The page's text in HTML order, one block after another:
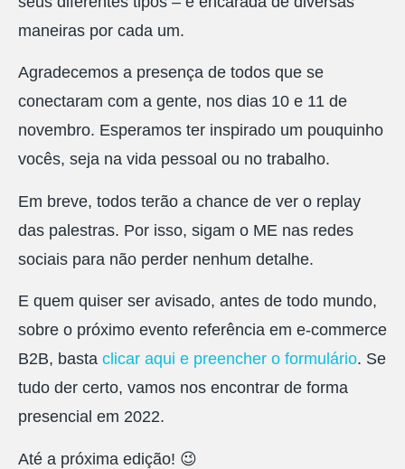
maneiras por cada um.
Agradecemos a presença de todos que se
conectaram com a gente, nos dias 10 e 11 de
novembro. Esperamos ter inspirado um pouquinho
vocês, seja na vida pessoal ou no trabalho.
Em breve, todos terão a chance de ver o replay
das palestras. Por isso, sigam o ME nas redes
sociais para não perder nenhum detalhe.
E quem quiser ser avisado, antes de todo mundo,
sobre o próximo evento referência em e-commerce
B2B, basta clicar aqui e preencher o formulário. Se
tudo der certo, vamos nos encontrar de forma
presencial em 2022.
Até a próxima edição! 😉